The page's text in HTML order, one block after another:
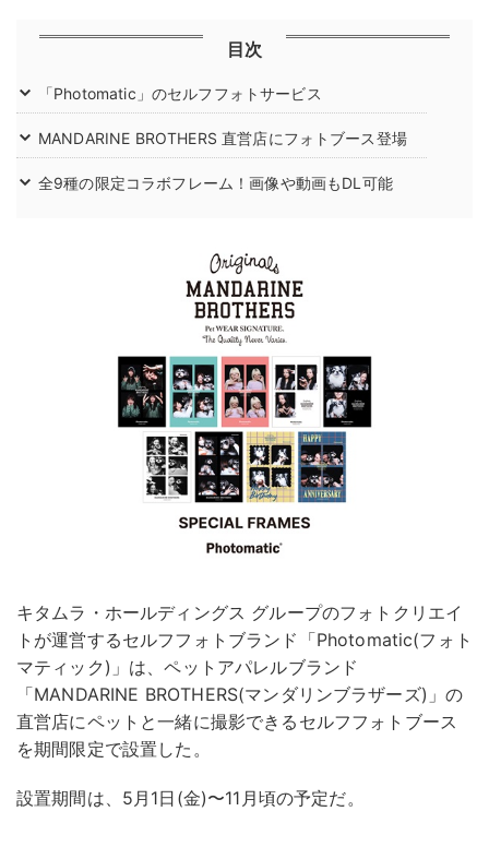
目次
「Photomatic」のセルフフォトサービス
MANDARINE BROTHERS 直営店にフォトブース登場
全9種の限定コラボフレーム！画像や動画もDL可能
キタムラ・ホールディングス グループのフォトクリエイ
トが運営するセルフフォトブランド「Photomatic(フォト
マティック)」は、ペットアパレルブランド
「MANDARINE BROTHERS(マンダリンブラザーズ)」の
直営店にペットと一緒に撮影できるセルフフォトブース
を期間限定で設置した。
設置期間は、5月1日(金)〜11月頃の予定だ。